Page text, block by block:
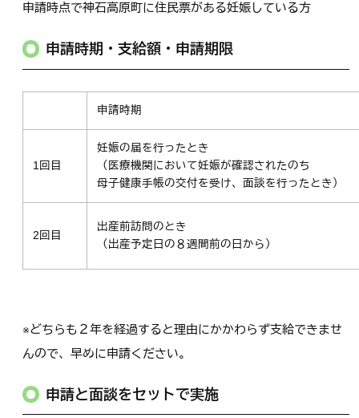
申請時点で神石高原町に住民票がある妊娠している方
申請時期・支給額・申請期限
申請時期
1回目
妊娠の届を行ったとき
（医療機関において妊娠が確認されたのち
母子健康手帳の交付を受け、面談を行ったとき）
2回目
出産前訪問のとき
（出産予定日の８週間前の日から）
※どちらも２年を経過すると理由にかかわらず支給できませ
んので、早めに申請ください。
申請と面談をセットで実施